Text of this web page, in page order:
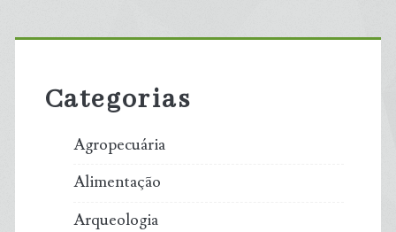
Primary
Sidebar
Categorias
Agropecuária
Alimentação
Arqueologia